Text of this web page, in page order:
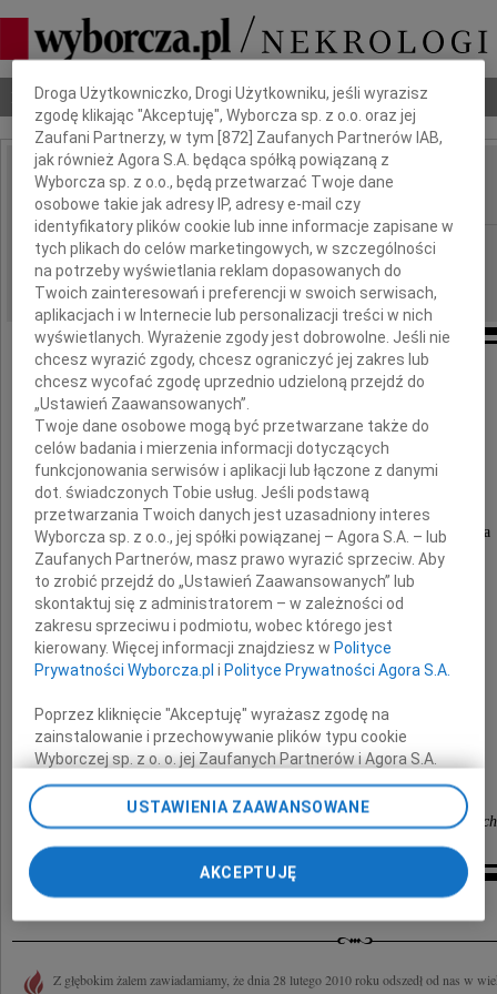
Nekrologi Odeszli Poradnik pogrzebowy
IMIĘ I NAZWISKO: Marian Krzyżewski
REGION: Warszawa
DATA EMISJI: 04.03.2010
Drogiej Koleżance,
Pani
Jadwidze Krzyżewskiej
Członkowi naszego Zarządu
serdeczne wyrazy współczucia po stracie Męża
Mariana
składają
Zarząd, koleżanki i koledzy
ze Środowiska Żołnierzy Pułku AK "Baszta"
i Innych Mokotowskich Oddziałów Powstańczych
Inne kondolencje
Z głębokim żalem zawiadamiamy, że dnia 28 lutego 2010 roku odszedł od nas w
Dbamy o Twoją prywatność
Droga Użytkowniczko, Drogi Użytkowniku, jeśli wyrazisz
zgodę klikając "Akceptuję", Wyborcza sp. z o.o. oraz jej
Zaufani Partnerzy, w tym [872 ] Zaufanych Partnerów IAB,
jak również Agora S.A. będąca spółką powiązaną z
Wyborcza sp. z o.o., będą przetwarzać Twoje dane
osobowe takie jak adresy IP, adresy e-mail czy
identyfikatory plików cookie lub inne informacje zapisane w
tych plikach do celów marketingowych, w szczególności
na potrzeby wyświetlania reklam dopasowanych do
Twoich zainteresowań i preferencji w swoich serwisach,
aplikacjach i w Internecie lub personalizacji treści w nich
wyświetlanych. Wyrażenie zgody jest dobrowolne. Jeśli nie
chcesz wyrazić zgody, chcesz ograniczyć jej zakres lub
chcesz wycofać zgodę uprzednio udzieloną przejdź do
„Ustawień Zaawansowanych”.
Twoje dane osobowe mogą być przetwarzane także do
celów badania i mierzenia informacji dotyczących
funkcjonowania serwisów i aplikacji lub łączone z danymi
dot. świadczonych Tobie usług. Jeśli podstawą
przetwarzania Twoich danych jest uzasadniony interes
Wyborcza sp. z o.o., jej spółki powiązanej – Agora S.A. – lub
Zaufanych Partnerów, masz prawo wyrazić sprzeciw. Aby
to zrobić przejdź do „Ustawień Zaawansowanych” lub
skontaktuj się z administratorem – w zależności od
zakresu sprzeciwu i podmiotu, wobec którego jest
kierowany. Więcej informacji znajdziesz w Polityce
Prywatności Wyborcza.pl i Polityce Prywatności Agora S.A.
Poprzez kliknięcie "Akceptuję" wyrażasz zgodę na
zainstalowanie i przechowywanie plików typu cookie
Wyborczej sp. z o. o. jej Zaufanych Partnerów i Agora S.A.
na Twoim urządzeniu końcowym. Możesz też w każdej
chwili zmienić swoje preferencje dot. plików cookie,
ponownie wywołując narzędzie do zarządzania Twoimi
preferencjami dot. przetwarzania danych poprzez
odnośnik „Ustawienia prywatności” w stopce serwisu i
przechodząc do sekcji „Ustawienia zaawansowane”.
My, nasi Zaufani Partnerzy i Agora S.A. możemy
USTAWIENIA ZAAWANSOWANE
AKCEPTUJĘ